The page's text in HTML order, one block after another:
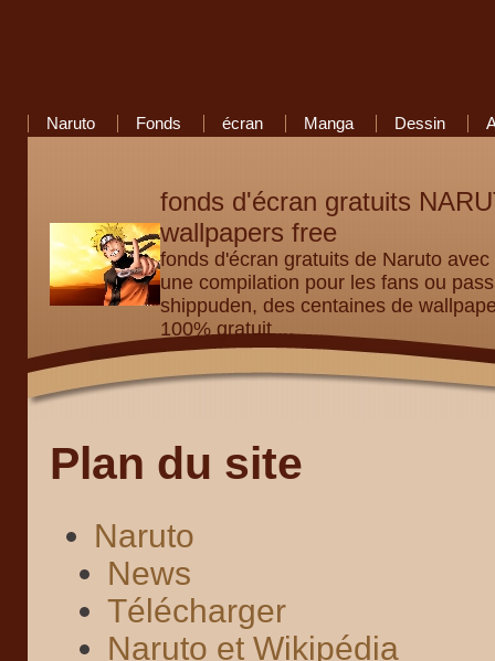
Naruto Fonds écran Manga Dessin
fonds d'écran gratuits
wallpapers free
fonds d'écran gratuits de Naruto
une compilation pour les fans ou
shippuden, des centaines de
100% gratuit ...
Plan du site
Naruto
News
Télécharger
Naruto et Wikipédia